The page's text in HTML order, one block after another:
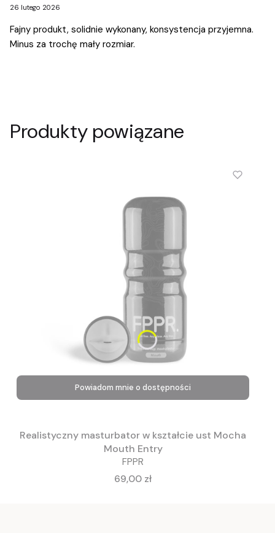
26 lutego 2026
Fajny produkt, solidnie wykonany, konsystencja przyjemna.
Minus za trochę mały rozmiar.
Produkty powiązane
Powiadom mnie o dostępności
Realistyczny masturbator w kształcie ust Mocha
Mouth Entry
FPPR
Cena
69,00 zł